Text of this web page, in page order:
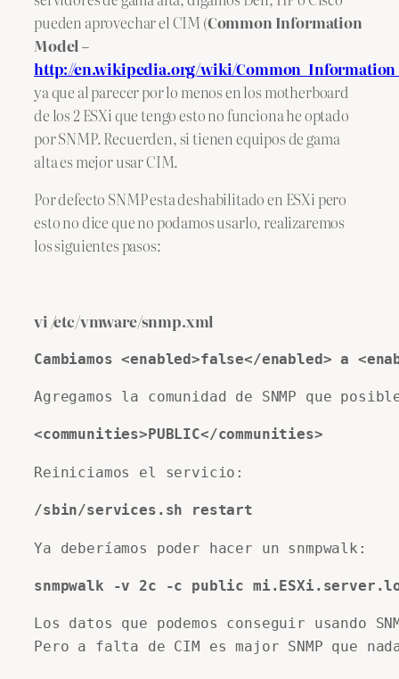
pueden aprovechar el CIM (Common Information
Model –
http://en.wikipedia.org/wiki/
ya que al parecer por lo menos en los motherboard
de los 2 ESXi que tengo esto no funciona he optado
por SNMP. Recuerden, si tienen equipos de gama
alta es mejor usar CIM.
Por defecto SNMP esta deshabilitado en ESXi pero
esto no dice que no podamos usarlo, realizaremos
los siguientes pasos:
vi /etc/vmware/snmp.xml
Cambiamos <enabled>false</enabled> a
Agregamos la comunidad de SNMP que
<communities>PUBLIC</communities>
Reiniciamos el servicio:
/sbin/services.sh restart
Ya deberíamos poder hacer un snmpwalk:
snmpwalk -v 2c -c public
Los datos que podemos conseguir usando
Pero a falta de CIM es major SNMP que